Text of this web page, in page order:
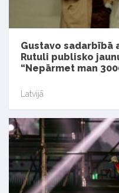
Gustavo sadarbībā
Rutuli publisko
“Nepārmet man
Latvijā